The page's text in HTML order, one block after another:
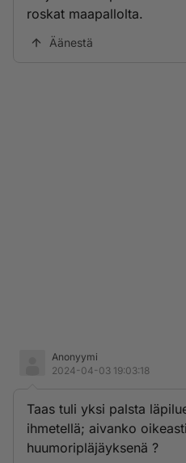
roskat maapallolta.
Äänestä
Anonyymi
2024-04-03 19:03:18
Taas tuli yksi palsta
ihmetellä; aivanko
huumoripläjäyksenä ?